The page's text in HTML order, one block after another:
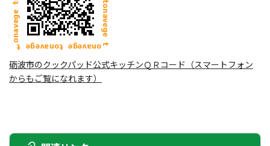
砺波市のクックパッド公式キッチンＱＲコード（スマートフォン
からもご覧になれます）